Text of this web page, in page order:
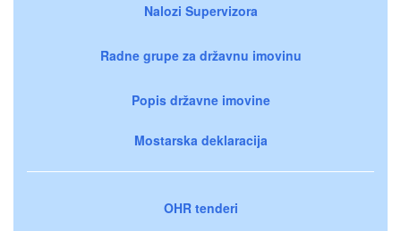
Nalozi Supervizora
Radne grupe za državnu imovinu
Popis državne imovine
Mostarska deklaracija
OHR tenderi